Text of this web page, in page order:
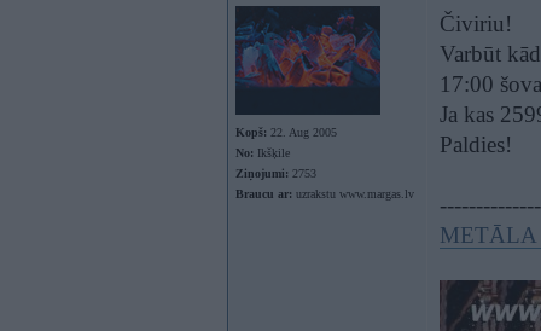
Kopš: 22. Aug 2005
No: Ikšķile
Ziņojumi: 2753
Braucu ar: uzrakstu www.margas.lv
Čiviriu!
Varbūt
17:00
Ja kas
Paldies!
METĀLA